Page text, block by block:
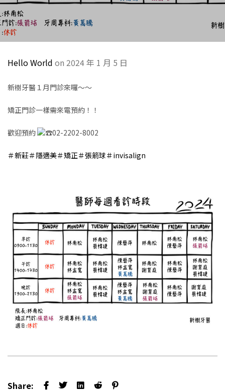
Hello World on 2024 年 1 月 5 日
新樹牙醫１月門診來囉～～
矯正門診一樣需來電預約！！
歡迎預約 02-2202-8002
＃新莊＃隱適美＃矯正＃張箭球＃invisalign
Share: